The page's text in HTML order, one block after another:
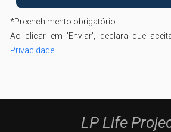
*Preenchimento obrigatório
Ao clicar em 'Enviar', declara que
Privacidade
LP Life